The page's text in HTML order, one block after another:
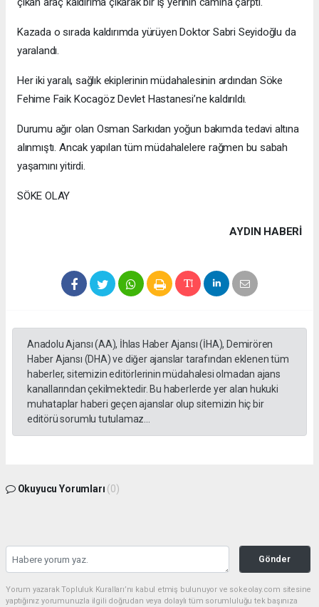
Kazada o sırada kaldırımda yürüyen Doktor Sabri Seyidoğlu da
yaralandı.
Her iki yaralı, sağlık ekiplerinin müdahalesinin ardından Söke
Fehime Faik Kocagöz Devlet Hastanesi’ne kaldırıldı.
Durumu ağır olan Osman Sarkıdan yoğun bakımda tedavi altına
alınmıştı. Ancak yapılan tüm müdahalelere rağmen bu sabah
yaşamını yitirdi.
SÖKE OLAY
AYDIN HABERİ
Anadolu Ajansı (AA), İhlas Haber Ajansı (İHA), Demirören
Haber Ajansı (DHA) ve diğer ajanslar tarafından eklenen tüm
haberler, sitemizin editörlerinin müdahalesi olmadan ajans
kanallarından çekilmektedir. Bu haberlerde yer alan hukuki
muhataplar haberi geçen ajanslar olup sitemizin hiç bir
editörü sorumlu tutulamaz...
Okuyucu Yorumları (0)
Gönder
Yorum yazarak Topluluk Kuralları’nı kabul etmiş bulunuyor ve sokeolay.com sitesine
yaptığınız yorumunuzla ilgili doğrudan veya dolaylı tüm sorumluluğu tek başınıza